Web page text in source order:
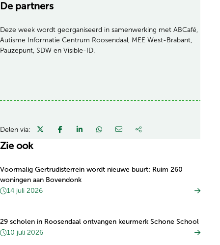
De partners
Deze week wordt georganiseerd in samenwerking met ABCafé,
Autisme Informatie Centrum Roosendaal, MEE West-Brabant,
Pauzepunt, SDW en Visible-ID.
Delen via:
Zie ook
Voormalig Gertrudisterrein wordt nieuwe buurt: Ruim 260
woningen aan Bovendonk
14 juli 2026
29 scholen in Roosendaal ontvangen keurmerk Schone School
10 juli 2026